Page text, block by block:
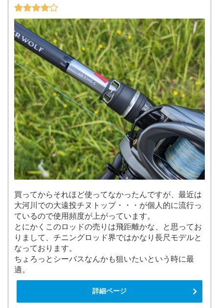
買ってからそれほど使ってなかったんですが、最近は
大河川での大遠投チヌトップ・・・が個人的に流行っ
ているので使用頻度が上がっています。
とにかくこのロッドの売りは飛距離かな、と思ってお
りまして、チニングロッド界ではかなり長尺モデルと
なっております。
ちょろっとシーバスなんかも狙いたいという時に最
適。
詳細ページ